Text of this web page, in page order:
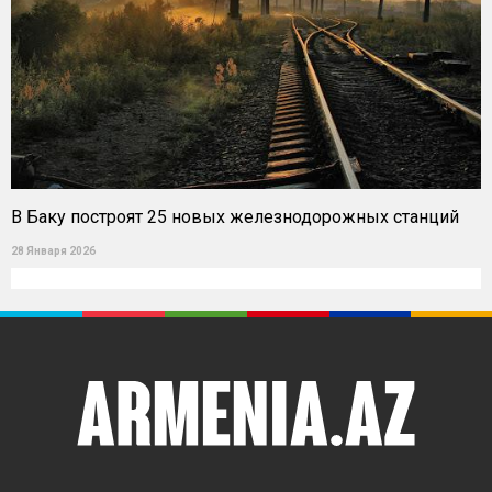
В Баку построят 25 новых железнодорожных станций
28 Января 2026